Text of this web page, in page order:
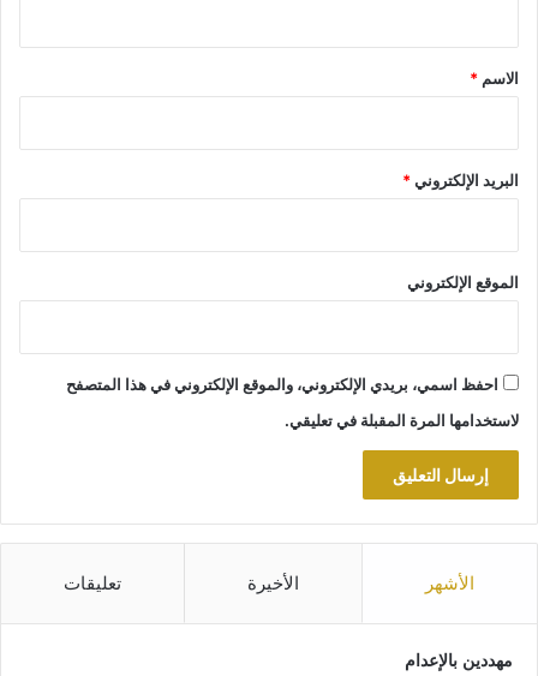
*
الاسم *
البريد الإلكتروني*
الموقع الإلكتروني
احفظ اسمي، بريدي الإلكتروني، والموقع الإلكتروني في هذا المتصفح
لاستخدامها المرة المقبلة في تعليقي.
الأشهر الأخيرة تعليقات
مهددين بالإعدام